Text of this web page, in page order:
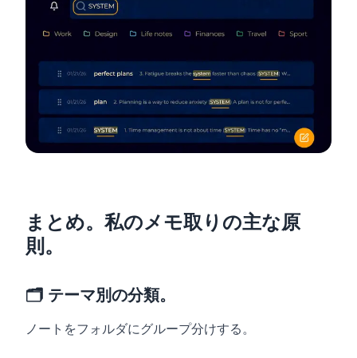
まとめ。私のメモ取りの主な原
則。
🗂️ テーマ別の分類。
ノートをフォルダにグループ分けする。